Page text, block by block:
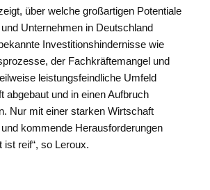
über welche großartigen Potentiale
Unternehmen in Deutschland
Investitionshindernisse wie
der Fachkräftemangel und
leistungsfeindliche Umfeld
abgebaut und in einen Aufbruch
Nur mit einer starken Wirtschaft
kommende Herausforderungen
ist reif“, so Leroux.